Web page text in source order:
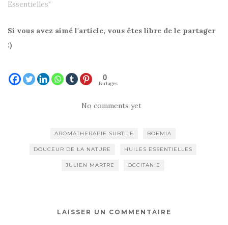
Essentielles"
Si vous avez aimé l'article, vous êtes libre de le partager
:)
0
Partages
No comments yet
AROMATHERAPIE SUBTILE BOEMIA
DOUCEUR DE LA NATURE HUILES ESSENTIELLES
JULIEN MARTRE OCCITANIE
LAISSER UN COMMENTAIRE